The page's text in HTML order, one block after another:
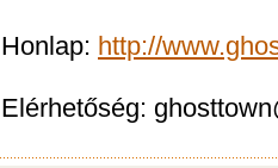
Honlap: http://
Elérhetőség: